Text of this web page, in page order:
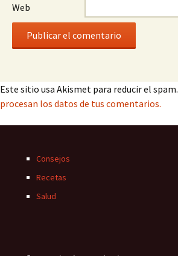
Web
Este sitio usa Akismet para reducir el spam.
procesan los datos de tus comentarios.
Consejos
Recetas
Salud